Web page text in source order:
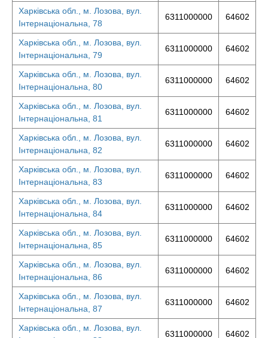
Харківська обл., м. Лозова, вул.
Інтернаціональна, 78
6311000000 64602
Харківська обл., м. Лозова, вул.
Інтернаціональна, 79
6311000000 64602
Харківська обл., м. Лозова, вул.
Інтернаціональна, 80
6311000000 64602
Харківська обл., м. Лозова, вул.
Інтернаціональна, 81
6311000000 64602
Харківська обл., м. Лозова, вул.
Інтернаціональна, 82
6311000000 64602
Харківська обл., м. Лозова, вул.
Інтернаціональна, 83
6311000000 64602
Харківська обл., м. Лозова, вул.
Інтернаціональна, 84
6311000000 64602
Харківська обл., м. Лозова, вул.
Інтернаціональна, 85
6311000000 64602
Харківська обл., м. Лозова, вул.
Інтернаціональна, 86
6311000000 64602
Харківська обл., м. Лозова, вул.
Інтернаціональна, 87
6311000000 64602
Харківська обл., м. Лозова, вул.
6311000000 64602